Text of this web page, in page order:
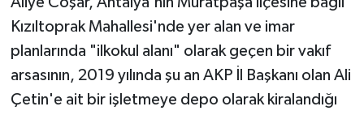
Kızıltoprak Mahallesi'nde yer alan ve imar
planlarında "ilkokul alanı" olarak geçen bir vakıf
arsasının, 2019 yılında şu an AKP İl Başkanı olan Ali
Çetin'e ait bir işletmeye depo olarak kiralandığı